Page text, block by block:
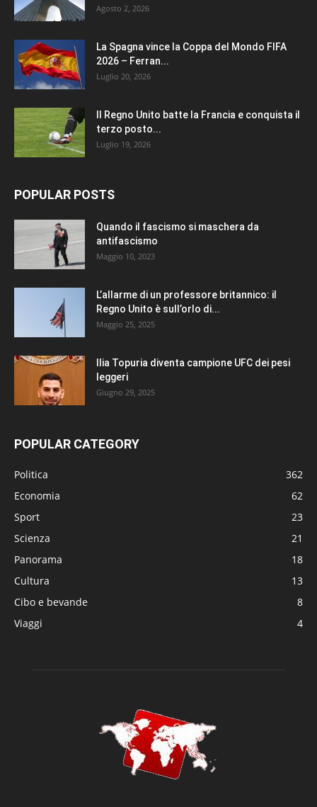
Agosto 2, 2026
La Spagna vince la Coppa del Mondo FIFA
2026 – Ferran...
Luglio 20, 2026
Il Regno Unito batte la Francia e conquista il
terzo posto...
Luglio 19, 2026
POPULAR POSTS
Quando il fascismo si maschera da
antifascismo
Maggio 10, 2023
L’allarme di un professore britannico: il
Regno Unito è sull’orlo di...
Maggio 25, 2025
Ilia Topuria diventa campione UFC dei pesi
leggeri
Giugno 29, 2025
POPULAR CATEGORY
Politica
362
Economia
62
Sport
23
Scienza
21
Panorama
18
Cultura
13
Cibo e bevande
8
Viaggi
4